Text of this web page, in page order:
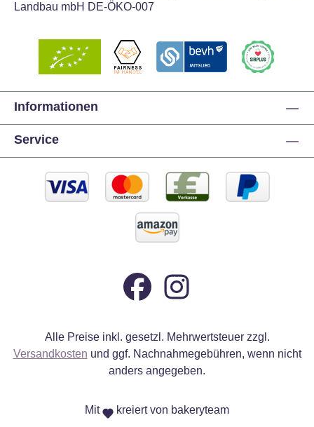
Landbau mbH DE-ÖKO-007
Informationen
Service
Alle Preise inkl. gesetzl. Mehrwertsteuer zzgl.
Versandkosten und ggf. Nachnahmegebühren, wenn nicht
anders angegeben.
Mit kreiert von bakeryteam